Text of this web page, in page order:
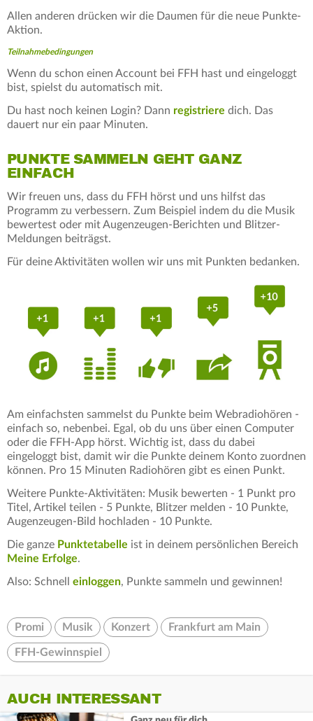
Allen anderen drücken wir die Daumen für die neue Punkte-
Aktion.
Teilnahmebedingungen
Wenn du schon einen Account bei FFH hast und eingeloggt
bist, spielst du automatisch mit.
Du hast noch keinen Login? Dann registriere dich. Das
dauert nur ein paar Minuten.
PUNKTE SAMMELN GEHT GANZ
EINFACH
Wir freuen uns, dass du FFH hörst und uns hilfst das
Programm zu verbessern. Zum Beispiel indem du die Musik
bewertest oder mit Augenzeugen-Berichten und Blitzer-
Meldungen beiträgst.
Für deine Aktivitäten wollen wir uns mit Punkten bedanken.
Am einfachsten sammelst du Punkte beim Webradiohören -
einfach so, nebenbei. Egal, ob du uns über einen Computer
oder die FFH-App hörst. Wichtig ist, dass du dabei
eingeloggt bist, damit wir die Punkte deinem Konto zuordnen
können. Pro 15 Minuten Radiohören gibt es einen Punkt.
Weitere Punkte-Aktivitäten: Musik bewerten - 1 Punkt pro
Titel, Artikel teilen - 5 Punkte, Blitzer melden - 10 Punkte,
Augenzeugen-Bild hochladen - 10 Punkte.
Die ganze Punktetabelle ist in deinem persönlichen Bereich
Meine Erfolge.
Also: Schnell einloggen, Punkte sammeln und gewinnen!
Promi Musik Konzert Frankfurt am Main
FFH-Gewinnspiel
AUCH INTERESSANT